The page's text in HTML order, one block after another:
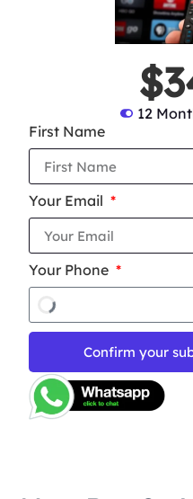
12
First Name
Your Email
Your Phone
Confirm your